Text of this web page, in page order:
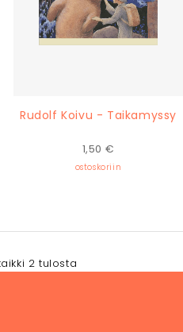
Rudolf Koivu - Taikamyssy
1,50 €
ostoskoriin
2 tulosta